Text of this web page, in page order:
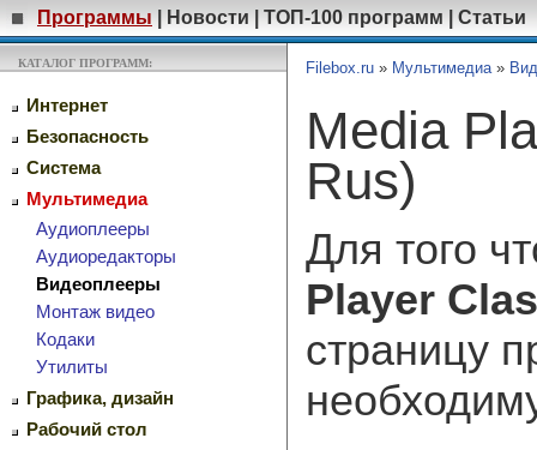
Программы Новости ТОП-100 программ Статьи
КАТАЛОГ ПРОГРАММ:
Интернет
Безопасность
Система
Мультимедиа
Аудиоплееры
Аудиоредакторы
Видеоплееры
Монтаж видео
Кодаки
Утилиты
Графика, дизайн
Рабочий стол
Filebox.ru » Мультимедиа»
Media
Rus)
Для того
Player
страницу